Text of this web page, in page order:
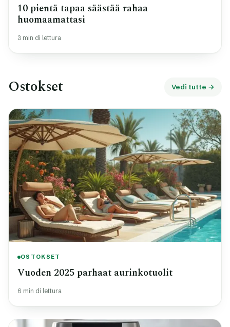
10 pientä tapaa säästää rahaa
huomaamattasi
3 min di lettura
Ostokset Vedi tutte →
OSTOKSET
Vuoden 2025 parhaat aurinkotuolit
6 min di lettura